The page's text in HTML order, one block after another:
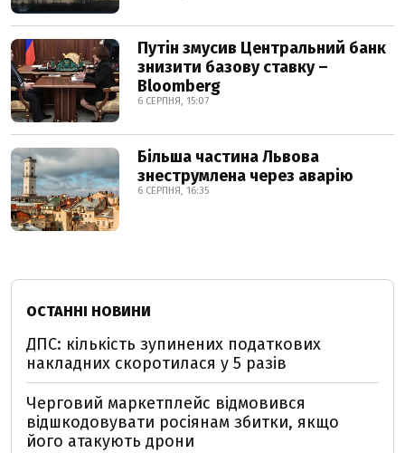
Путін змусив Центральний банк
знизити базову ставку –
Bloomberg
6 СЕРПНЯ, 15:07
Більша частина Львова
знеструмлена через аварію
6 СЕРПНЯ, 16:35
ОСТАННІ НОВИНИ
ДПС: кількість зупинених податкових
накладних скоротилася у 5 разів
Черговий маркетплейс відмовився
відшкодовувати росіянам збитки, якщо
його атакують дрони